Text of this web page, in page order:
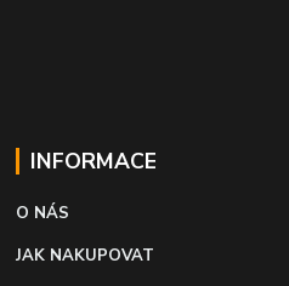
INFORMACE
O NÁS
JAK NAKUPOVAT